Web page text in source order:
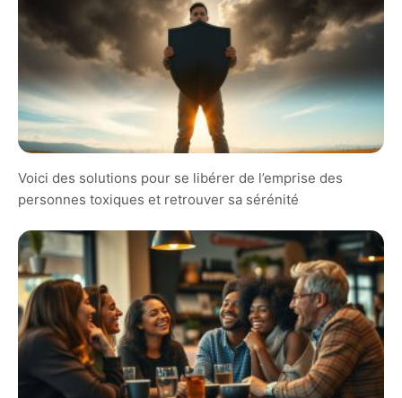
Voici des solutions pour se libérer de l’emprise des
personnes toxiques et retrouver sa sérénité